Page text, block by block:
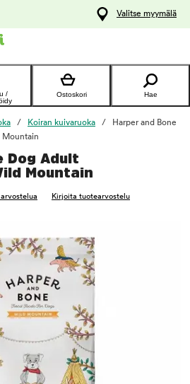
Valitse myymälä
/
Ostoskori Hae
Koiran kuivaruoka
Harper and Bone
Dog Adult
Mountain
Kirjoita tuotearvostelu